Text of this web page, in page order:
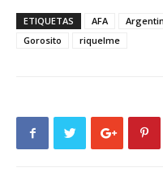
ETIQUETAS AFA
Gorosito
riquelme